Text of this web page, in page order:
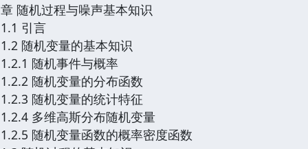
章 随机过程与噪声基本知识
1.1 引言
1.2 随机变量的基本知识
1.2.1 随机事件与概率
1.2.2 随机变量的分布函数
1.2.3 随机变量的统计特征
1.2.4 多维高斯分布随机变量
1.2.5 随机变量函数的概率密度函数